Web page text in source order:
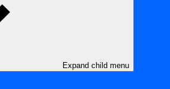
Expand child menu